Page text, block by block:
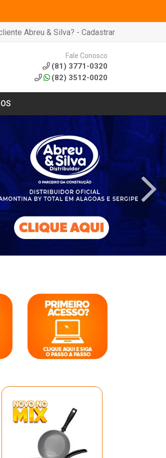
Abreu & Silva? - Cadastrar
Fale Conosco
(81) 3771-0320
(82) 3512-0020